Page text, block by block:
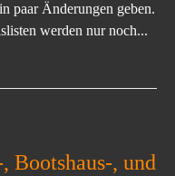
paar Änderungen geben.
werden nur noch...
Bootshaus-, und